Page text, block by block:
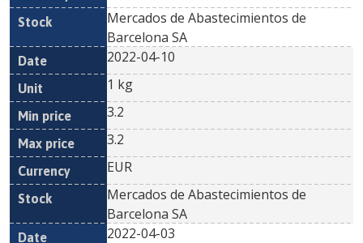
Mercados de Abastecimientos de
Barcelona SA
2022-04-10
1 kg
3.2
3.2
EUR
Mercados de Abastecimientos de
Barcelona SA
2022-04-03